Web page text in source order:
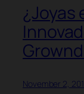
¿Joyas
November 2,